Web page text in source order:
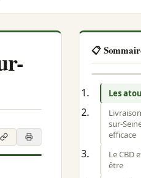
📋
Les
sur-
efficace
Le CBD
être